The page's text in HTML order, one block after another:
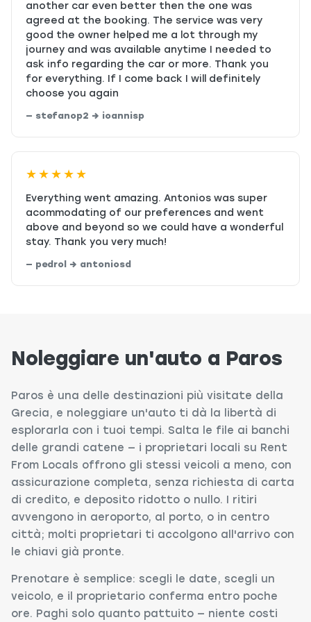
another car even better then the one was
agreed at the booking. The service was very
good the owner helped me a lot through my
journey and was available anytime I needed to
ask info regarding the car or more. Thank you
for everything. If I come back I will definitely
choose you again
— stefanop2 → ioannisp
★★★★★
Everything went amazing. Antonios was super
acommodating of our preferences and went
above and beyond so we could have a wonderful
stay. Thank you very much!
— pedrol → antoniosd
Noleggiare un'auto a Paros
Paros è una delle destinazioni più visitate della
Grecia, e noleggiare un'auto ti dà la libertà di
esplorarla con i tuoi tempi. Salta le file ai banchi
delle grandi catene — i proprietari locali su Rent
From Locals offrono gli stessi veicoli a meno, con
assicurazione completa, senza richiesta di carta
di credito, e deposito ridotto o nullo. I ritiri
avvengono in aeroporto, al porto, o in centro
città; molti proprietari ti accolgono all'arrivo con
le chiavi già pronte.
Prenotare è semplice: scegli le date, scegli un
veicolo, e il proprietario conferma entro poche
ore. Paghi solo quanto pattuito — niente costi